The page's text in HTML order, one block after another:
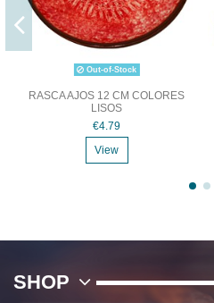
Out-of-Stock
RASCA AJOS 12 CM COLORES
LISOS
€4.79
View
SHOP